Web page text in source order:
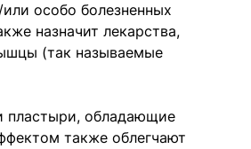
особо болезненных
назначит лекарства,
(так называемые
пластыри, обладающие
также облегчают